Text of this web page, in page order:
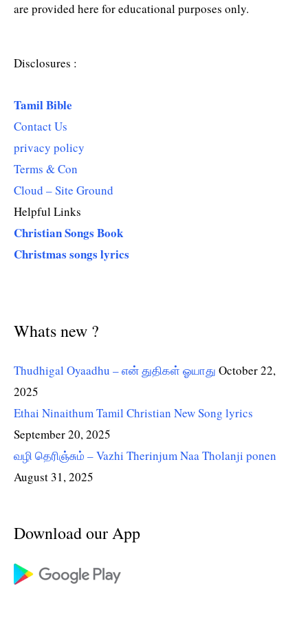
are provided here for educational purposes only.
Disclosures :
Tamil Bible
Contact Us
privacy policy
Terms & Con
Cloud – Site Ground
Helpful Links
Christian Songs Book
Christmas songs lyrics
Whats new ?
Thudhigal Oyaadhu – என் துதிகள் ஓயாது October 22,
2025
Ethai Ninaithum Tamil Christian New Song lyrics
September 20, 2025
வழி தெரிஞ்சும் – Vazhi Therinjum Naa Tholanji ponen
August 31, 2025
Download our App